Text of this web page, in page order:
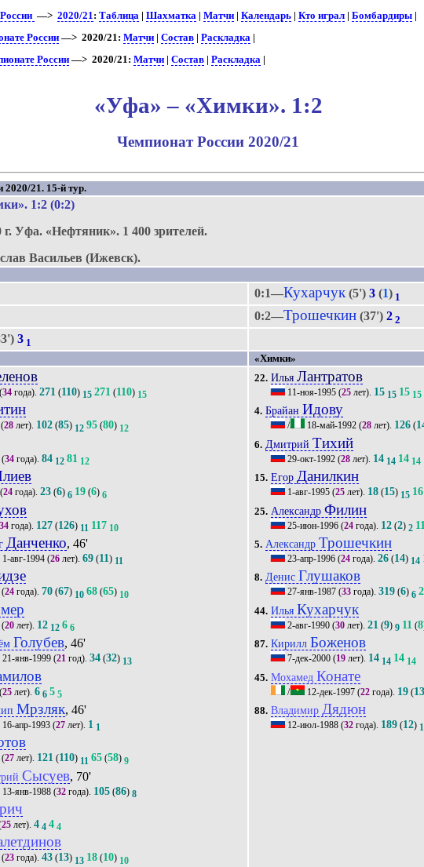
—>2020/21:Таблица |Шахматка |Матчи |Календарь |Кто играл |Бомбардиры
России —> 2020/21:Матчи |Состав |Раскладка |
России —> 2020/21:Матчи |Состав |Раскладка |
«Уфа» – «Химки». 1:2
Чемпионат России 2020/21
2020/21. 15-й тур.
. 1:2 (0:2)
г.Уфа. «Нефтяник». 1 400 зрителей.
Васильев (Ижевск).
0:1—Кухарчук (5')3 (1) 1
0:2—Трошечкин (37')2 2
3 1
«Химки»
(34 года).271 (110) 15 271 (110) 15
(28 лет). 102 (85) 12 95 (80) 12
(34 года).84 12 81 12
(24 года).23 (6) 6 19 (6) 6
34 года). 127 (126) 11 117 10
Данченко, 46'
1-авг-1994(26лет). 69(11) 11
(24 года).70 (67) 10 68 (65) 10
(20 лет). 12 12 6 6
Голубев, 46'
21-янв-1999(21год). 34(32) 13
(25 лет).6 6 5 5
Мрзляк, 46'
16-апр-1993(27лет). 1 1
(27 лет). 121 (110) 11 65 (58) 9
Сысуев, 70'
13-янв-1988(32года). 105(86) 8
25 лет).4 4 4 4
(23 года).43 (13) 13 18 (10) 10
22. ИльяЛантратов
11-ноя-1995 (25 лет). 15 15 15 15
4. БрайанИдову
/ 18-май-1992 (28 лет). 126 (
6. ДмитрийТихий
29-окт-1992 (28 лет). 14 14 14 14
15. Егор Данилкин
1-авг-1995 (25 лет). 18 (15) 15 16
25. АлександрФилин
25-июн-1996 (24 года). 12 (2) 2 11
5. АлександрТрошечкин
23-апр-1996 (24 года).26 (14) 14
8. ДенисГлушаков
27-янв-1987 (33 года).319 (6) 6
44. Илья Кухарчук
2-авг-1990 (30 лет).21 (9) 9 11 (8
87. Кирилл Боженов
7-дек-2000 (19 лет). 14 14 14 14
45. Мохамед Конате
/ 12-дек-1997 (22 года). 19 (
88. Владимир Дядюн
12-июл-1988 (32 года). 189 (12)